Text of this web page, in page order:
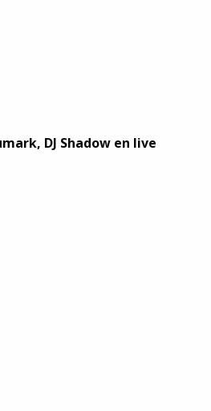
DJ Shadow en live